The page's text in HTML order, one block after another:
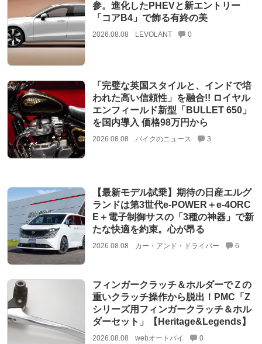
参。進化したPHEVと新エントリー
「コアB4」で飾る有終の美
2026.08.08 LEVOLANT 0
「完璧な英国スタイルと、インドで培
われた高い信頼性」を融合!! ロイヤル
エンフィールド新型「BULLET 650」
を国内導入 価格98万円から
2026.08.08 バイクのニュース 3
【最新モデル試乗】期待の日産エルグ
ランドは第3世代e-POWER＋e-4ORC
E＋電子制御サスの「3種の神器」で新
たな快適を約束。心が昂る
2026.08.08 カー・アンド・ドライバー 6
フィンガークラッチ＆ホルダーでＺの
重いクラッチ操作から脱出！PMC「Z
シリーズ用フィンガークラッチ＆ホル
ダーセット」【Heritage&Legends】
2026.08.08 webオートバイ 0